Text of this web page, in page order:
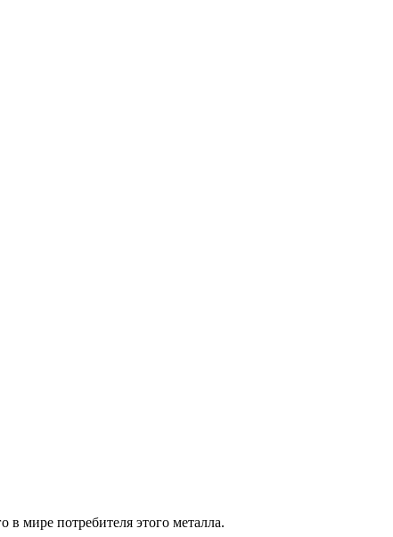
мире потребителя этого металла.